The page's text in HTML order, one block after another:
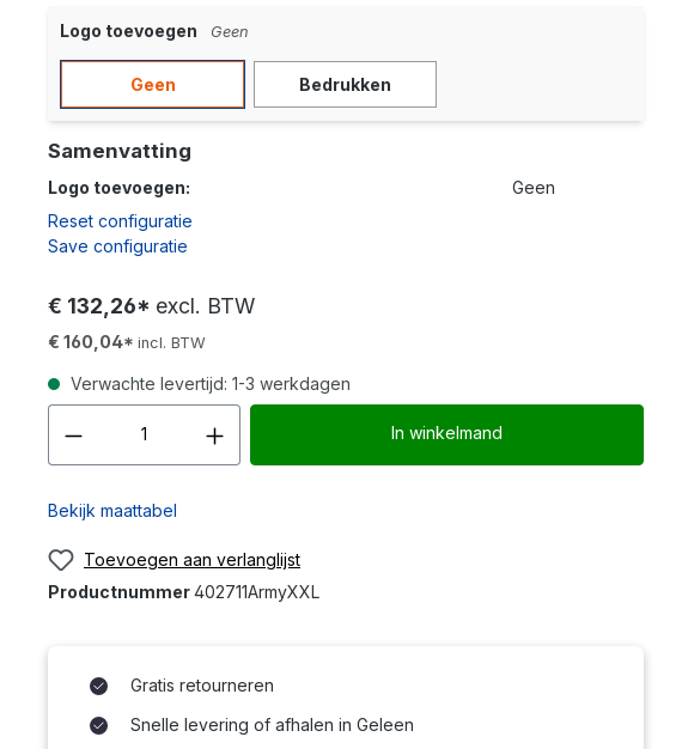
Logo toevoegen Geen
Geen Bedrukken
Samenvatting
Logo toevoegen:
Geen
Reset configuratie
Save configuratie
€ 132,26* excl. BTW
€ 160,04* incl. BTW
Verwachte levertijd: 1-3 werkdagen
Producthoeveelheid: Voer de
In winkelmand
Bekijk maattabel
Toevoegen aan verlanglijst
Productnummer402711ArmyXXL
Gratis retourneren
Snelle levering of afhalen in Geleen